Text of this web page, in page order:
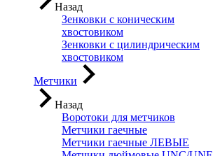
Назад
Зенковки с коническим
хвостовиком
Зенковки с цилиндрическим
хвостовиком
Метчики
Назад
Воротоки для метчиков
Метчики гаечные
Метчики гаечные ЛЕВЫЕ